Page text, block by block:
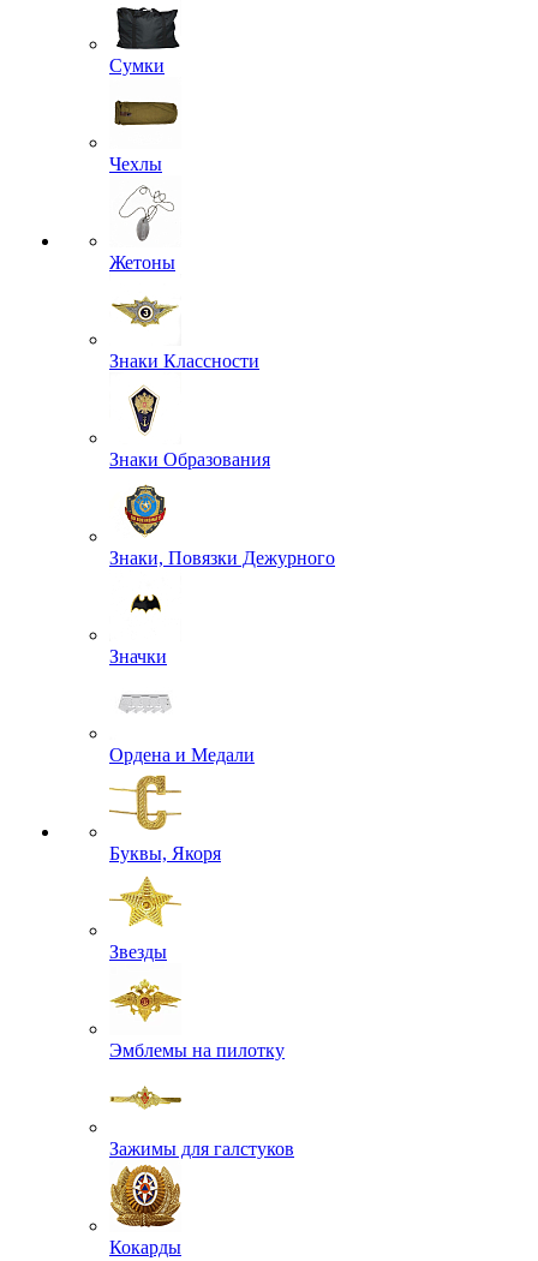
Сумки
Чехлы
Жетоны
Знаки Классности
Знаки Образования
Знаки, Повязки Дежурного
Значки
Ордена и Медали
Буквы, Якоря
Звезды
Эмблемы на пилотку
Зажимы для галстуков
Кокарды